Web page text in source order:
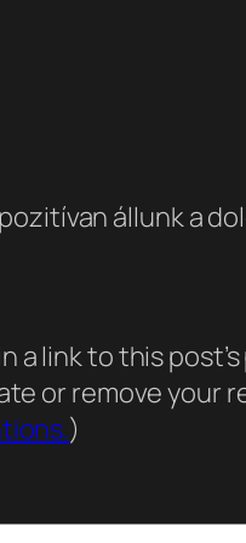
állunk a
link to this post’s
or remove your
)